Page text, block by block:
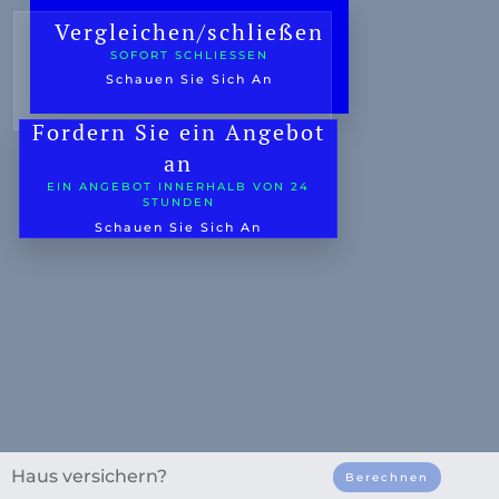
Oldtimer-Versicherung
Mopedauto
Camper
Wohnwagen
Mobilitätsroller/Segway
Vergleichen/schließen
SOFORT SCHLIESSEN
Schauen Sie Sich An
Fordern Sie ein Angebot
an
EIN ANGEBOT INNERHALB VON 24
STUNDEN
Schauen Sie Sich An
Haus versichern? Berechnen